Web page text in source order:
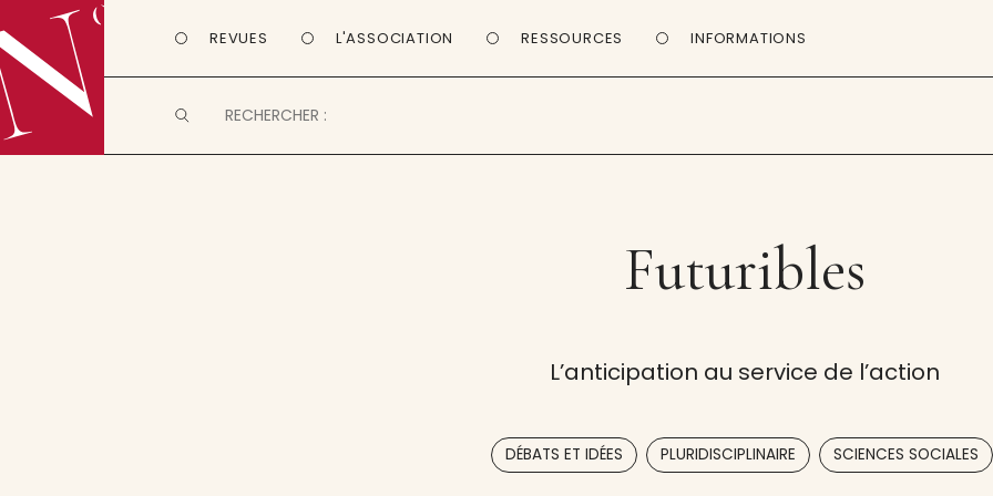
REVUES L'ASSOCIATION RESSOURCES INFORMATIONS
Futuribles
L’anticipation au service de l’action
DÉBATS ET IDÉES PLURIDISCIPLINAIRE SCIENCES SOCIALES